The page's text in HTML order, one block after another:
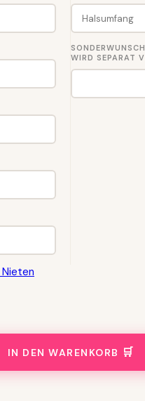
WIRD SEPARAT
IN DEN WARENKORB